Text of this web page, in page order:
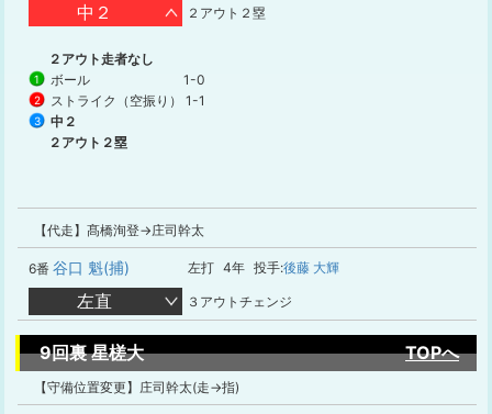
中２ ２アウト２塁
２アウト走者なし
1 ボール 1-0
2 ストライク（空振り） 1-1
3
中２
２アウト２塁
【代走】髙橋洵登→庄司幹太
6番 谷口 魁(捕) 左打 4年 投手:後藤 大輝
左直 ３アウトチェンジ
9回裏 星槎大 TOPへ
【守備位置変更】庄司幹太(走→指)